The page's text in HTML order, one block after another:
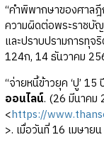
“คำพิพากษาของศาล
ความผิดต่อพระราชบั
และปราบปรามการทุจ
124ก, 14 ธันวาคม
“จ่ายหนี้ข้าวยุค ‘ปู’
ออนไลน์. (26 มีนาคม
<https://
>. เมื่อวันที่ 16 เมษาย